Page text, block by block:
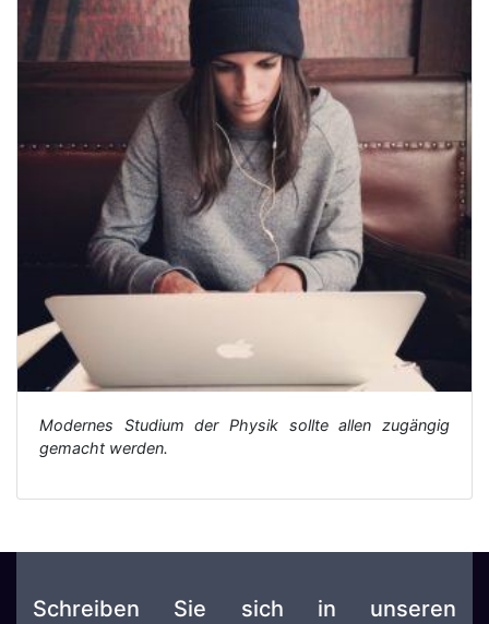
Modernes Studium der Physik sollte allen zugängig
gemacht werden.
Schreiben Sie sich in unseren